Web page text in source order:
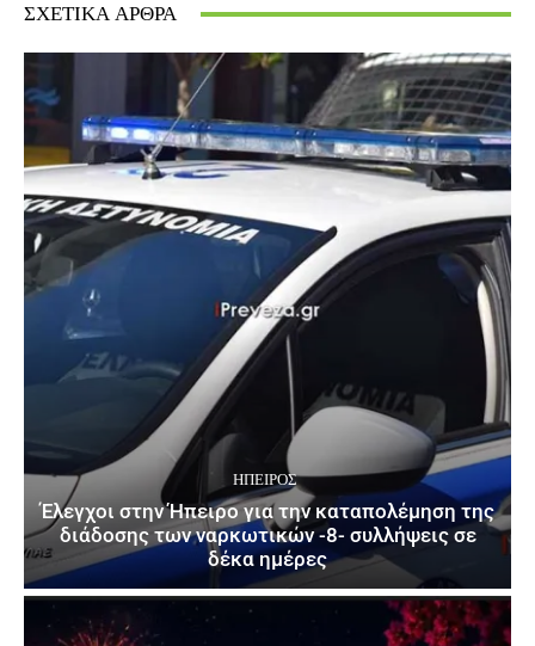
ΣΧΕΤΙΚΆ ΆΡΘΡΑ
ΉΠΕΙΡΟΣ
Έλεγχοι στην Ήπειρο για την καταπολέμηση της
διάδοσης των ναρκωτικών -8- συλλήψεις σε
δέκα ημέρες